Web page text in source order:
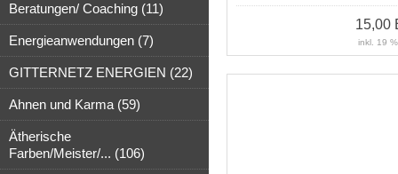
Beratungen/ Coaching (11)
Energieanwendungen (7)
GITTERNETZ ENERGIEN (22)
Ahnen und Karma (59)
Ätherische
Farben/Meister/... (106)
15,00
inkl. 19